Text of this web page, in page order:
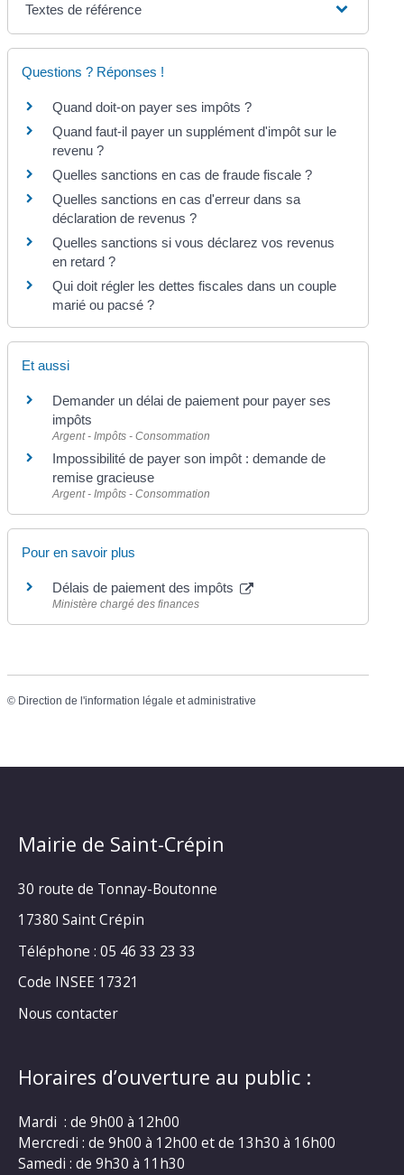
Textes de référence
Questions ? Réponses !
Quand doit-on payer ses impôts ?
Quand faut-il payer un supplément d'impôt sur le
revenu ?
Quelles sanctions en cas de fraude fiscale ?
Quelles sanctions en cas d'erreur dans sa
déclaration de revenus ?
Quelles sanctions si vous déclarez vos revenus
en retard ?
Qui doit régler les dettes fiscales dans un couple
marié ou pacsé ?
Et aussi
Demander un délai de paiement pour payer ses
impôts
Argent - Impôts - Consommation
Impossibilité de payer son impôt : demande de
remise gracieuse
Argent - Impôts - Consommation
Pour en savoir plus
Délais de paiement des impôts
Ministère chargé des finances
© Direction de l'information légale et administrative
Mairie de Saint-Crépin
30 route de Tonnay-Boutonne
17380 Saint Crépin
Téléphone : 05 46 33 23 33
Code INSEE 17321
Nous contacter
Horaires d’ouverture au public :
Mardi : de 9h00 à 12h00
Mercredi : de 9h00 à 12h00 et de 13h30 à 16h00
Samedi : de 9h30 à 11h30